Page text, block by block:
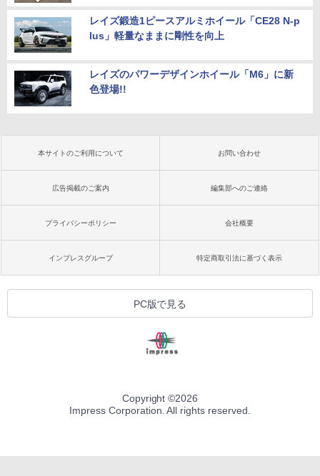
レイズ鍛造1ピースアルミホイール「CE28 N-p
lus」軽量なままに剛性を向上
レイズのパワーデザインホイール「M6」に新
色登場!!
本サイトのご利用について お問い合わせ
広告掲載のご案内 編集部へのご連絡
プライバシーポリシー 会社概要
インプレスグループ 特定商取引法に基づく表示
PC版で見る
Copyright ©2026
Impress Corporation. All rights reserved.